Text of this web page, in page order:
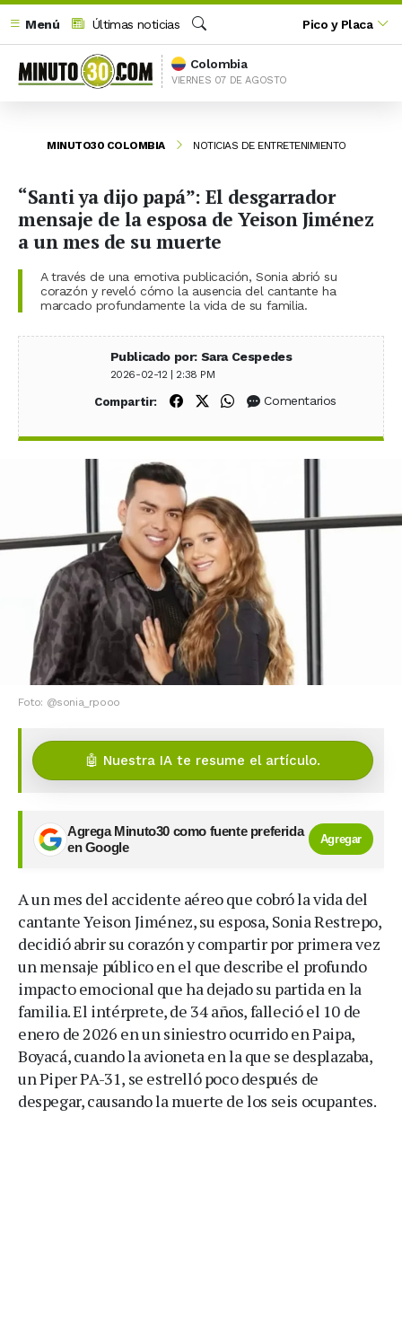
Menú
Últimas noticias
Buscar
Pico y Placa
Colombia
VIERNES 07 DE AGOSTO
MINUTO30 COLOMBIA NOTICIAS DE ENTRETENIMIENTO
“Santi ya dijo papá”: El desgarrador
mensaje de la esposa de Yeison Jiménez
a un mes de su muerte
A través de una emotiva publicación, Sonia abrió su
corazón y reveló cómo la ausencia del cantante ha
marcado profundamente la vida de su familia.
Publicado por: Sara Cespedes
2026-02-12 | 2:38 PM
Compartir: Compartir en Facebook
Compartir en X (Twitter)
Compartir en WhatsApp
Comentarios
Foto: @sonia_rpooo
🤖 Nuestra IA te resume el artículo.
Agrega Minuto30 como fuente preferida
en Google
Agregar
A un mes del accidente aéreo que cobró la vida del
cantante Yeison Jiménez, su esposa, Sonia Restrepo,
decidió abrir su corazón y compartir por primera vez
un mensaje público en el que describe el profundo
impacto emocional que ha dejado su partida en la
familia. El intérprete, de 34 años, falleció el 10 de
enero de 2026 en un siniestro ocurrido en Paipa,
Boyacá, cuando la avioneta en la que se desplazaba,
un Piper PA-31, se estrelló poco después de
despegar, causando la muerte de los seis ocupantes.